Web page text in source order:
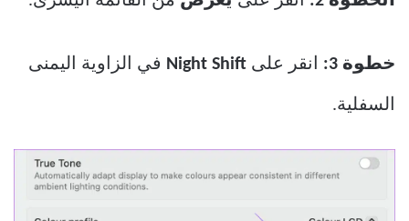
خطوة 3: انقر على في الزاوية اليمنى
السفلية.